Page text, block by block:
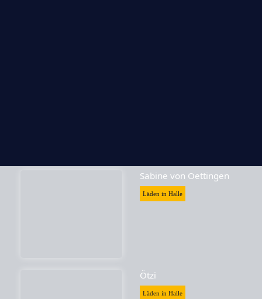
Sabine von Oettingen
Läden in Halle
Ötzi
Läden in Halle